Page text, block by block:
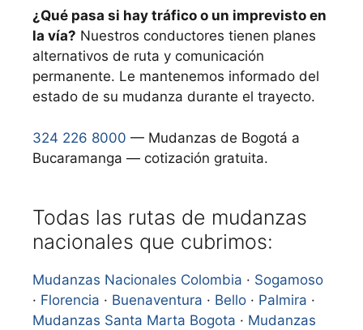
¿Qué pasa si hay tráfico o un imprevisto en
la vía? Nuestros conductores tienen planes
alternativos de ruta y comunicación
permanente. Le mantenemos informado del
estado de su mudanza durante el trayecto.
324 226 8000 — Mudanzas de Bogotá a
Bucaramanga — cotización gratuita.
Todas las rutas de mudanzas
nacionales que cubrimos:
Mudanzas Nacionales Colombia · Sogamoso
· Florencia · Buenaventura · Bello · Palmira ·
Mudanzas Santa Marta Bogota · Mudanzas